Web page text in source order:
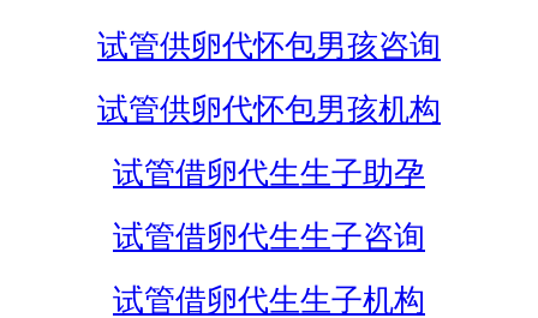
试管供卵代怀包男孩咨询
试管供卵代怀包男孩机构
试管借卵代生生子助孕
试管借卵代生生子咨询
试管借卵代生生子机构